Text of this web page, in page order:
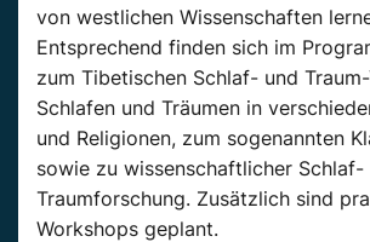
von westlichen Wissenschaften
Entsprechend finden sich im
zum Tibetischen Schlaf- und
Schlafen und Träumen in
und Religionen, zum sogenannten
sowie zu wissenschaftlicher Schlaf-
Traumforschung. Zusätzlich sind
Workshops geplant.